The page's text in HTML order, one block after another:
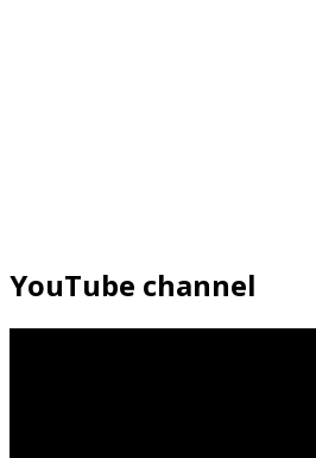
YouTube channel